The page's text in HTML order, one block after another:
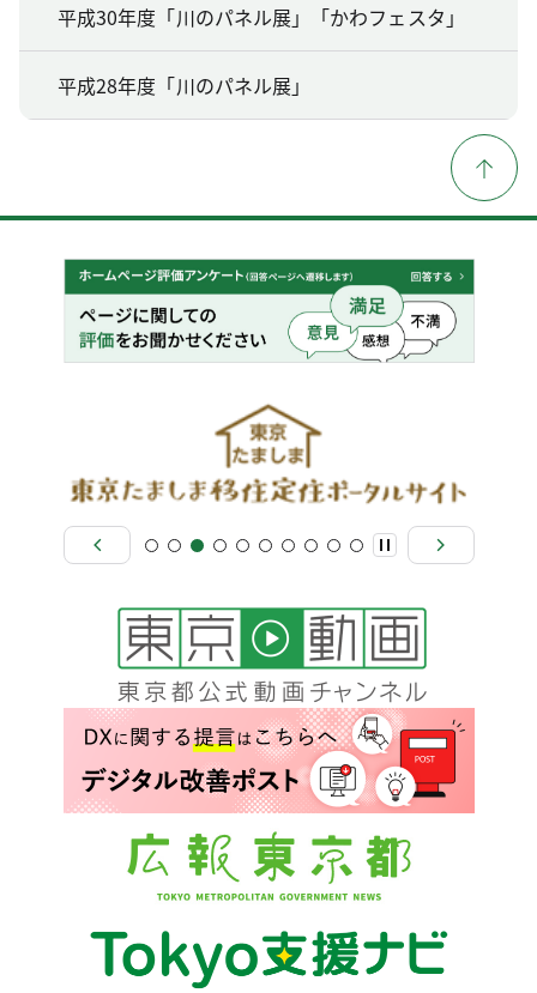
平成30年度「川のパネル展」「かわフェスタ」
平成28年度「川のパネル展」